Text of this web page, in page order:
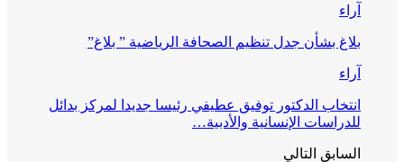
آراء
بلاغ بشأن جدل تنظيم الصحافة الرياضية ” بلاغ”
آراء
انتخاب الدكتور توفيق عطيفي رئيسا جديدا لمركز بدائل
للدراسات الإنسانية والأدبية…
السابق التالي